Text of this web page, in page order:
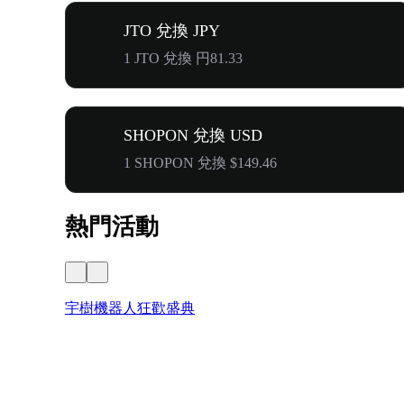
JTO 兌換 JPY
1 JTO 兌換 円81.33
SHOPON 兌換 USD
1 SHOPON 兌換 $149.46
熱門活動
宇樹機器人狂歡盛典